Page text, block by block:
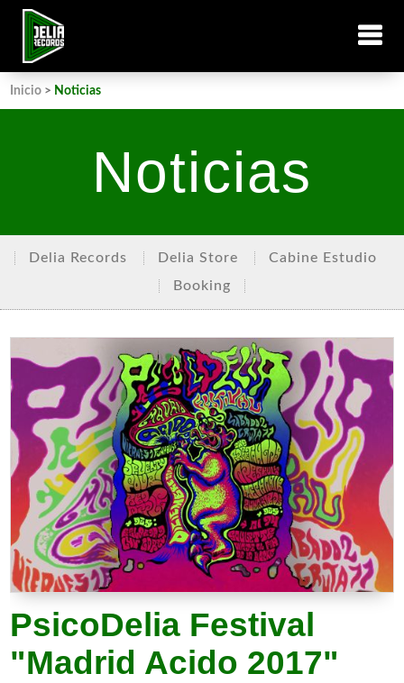
Inicio > Noticias
Noticias
Delia Records Delia Store
Cabine Estudio
Booking
PsicoDelia Festival
"Madrid Acido 2017"